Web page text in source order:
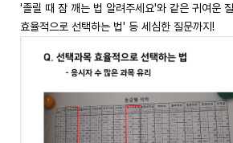
'졸릴 때 잠 깨는 법 알려주세요'와 같은 귀여운
효율적으로 선택하는 법' 등 세심한 질문까지!